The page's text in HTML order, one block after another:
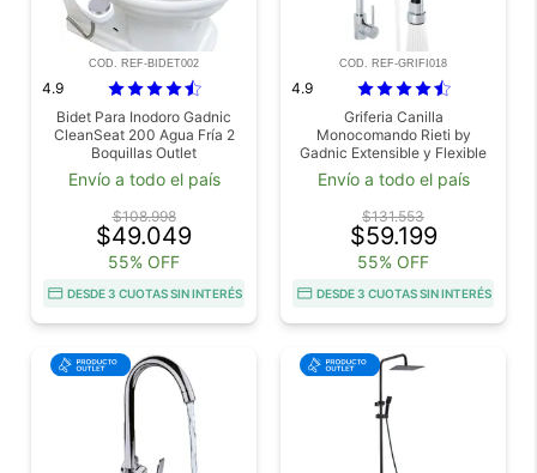
COD. REF-BIDET002
4.9
Bidet Para Inodoro Gadnic
CleanSeat 200 Agua Fría 2
Boquillas Outlet
Envío a todo el país
$108.998
$49.049
55% OFF
DESDE 3 CUOTAS SIN INTERÉS
COD. REF-GRIFI018
4.9
Griferia Canilla
Monocomando Rieti by
Gadnic Extensible y Flexible
Outlet
Envío a todo el país
$131.553
$59.199
55% OFF
DESDE 3 CUOTAS SIN INTERÉS